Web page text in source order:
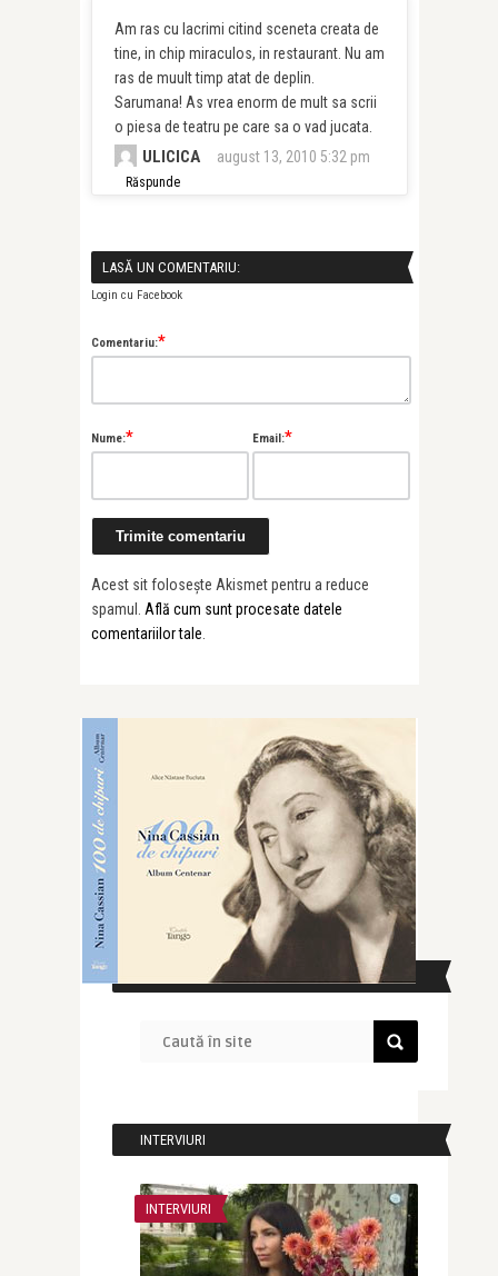
Am ras cu lacrimi citind sceneta creata de
tine, in chip miraculos, in restaurant. Nu am
ras de muult timp atat de deplin.
Sarumana! As vrea enorm de mult sa scrii
o piesa de teatru pe care sa o vad jucata.
ULICICA august 13, 2010 5:32 pm
Răspunde
LASĂ UN COMENTARIU:
Login cu Facebook
Comentariu:*
Nume:* Email:*
Acest sit folosește Akismet pentru a reduce
spamul. Află cum sunt procesate datele
comentariilor tale
CAUTĂ ÎN SITE
INTERVIURI
INTERVIURI